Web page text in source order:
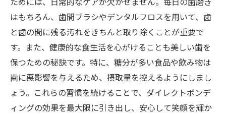
はもちろん、歯間ブラシやデンタルフロスを用いて、歯
と歯の間に残る汚れをきちんと取り除くことが重要で
す。また、健康的な食生活を心がけることも美しい歯を
保つための秘訣です。特に、糖分が多い食品や飲み物は
歯に悪影響を与えるため、摂取量を控えるようにしまし
ょう。これらの習慣を続けることで、ダイレクトボンデ
ィングの効果を最大限に引き出し、安心して笑顔を輝か